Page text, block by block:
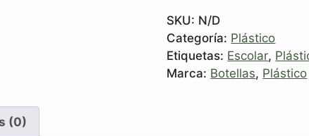
SKU: N/D
Categoría: Plástico
Etiquetas: Escolar,
Marca: Botellas, Plástico
(0)